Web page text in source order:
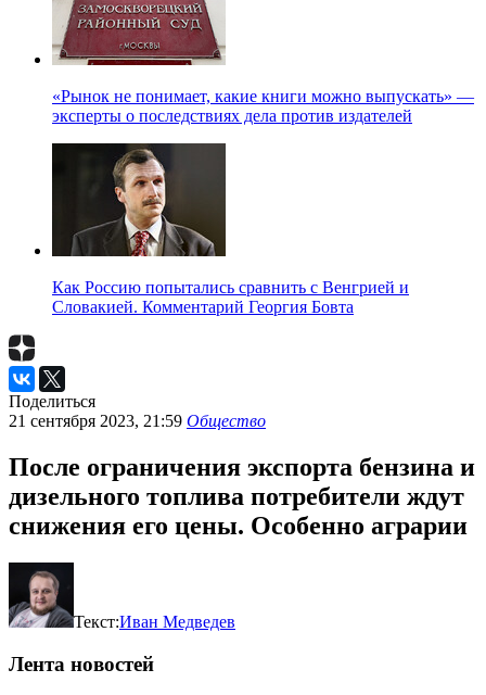
«Рынок не понимает, какие книги можно выпускать» —
эксперты о последствиях дела против издателей
Как Россию попытались сравнить с Венгрией и
Словакией. Комментарий Георгия Бовта
Поделиться
21 сентября 2023, 21:59 Общество
После ограничения экспорта бензина и
дизельного топлива потребители ждут
снижения его цены. Особенно аграрии
Текст:Иван Медведев
Лента новостей